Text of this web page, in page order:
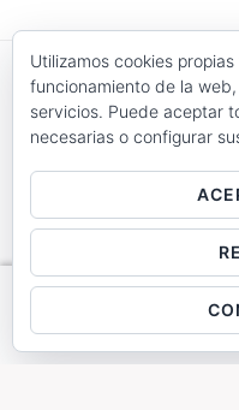
© 2026 Modas Isabel -
Precios válidos
Utilizamos cookies
funcionamiento de la
servicios. Puede aceptar
necesarias o configurar